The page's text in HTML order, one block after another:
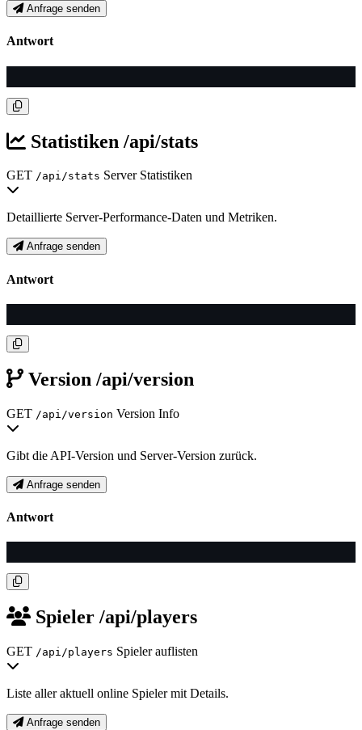
Anfrage senden
Antwort
Statistiken /api/stats
GET /api/stats Server Statistiken
Detaillierte Server-Performance-Daten und Metriken.
Anfrage senden
Antwort
Version /api/version
GET /api/version Version Info
Gibt die API-Version und Server-Version zurück.
Anfrage senden
Antwort
Spieler /api/players
GET /api/players Spieler auflisten
Liste aller aktuell online Spieler mit Details.
Anfrage senden